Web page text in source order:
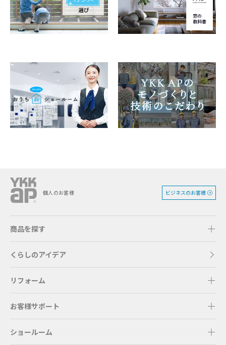
個人のお客様 ビジネスのお客様
商品を探す
くらしのアイデア
リフォーム
お客様サポート
ショールーム